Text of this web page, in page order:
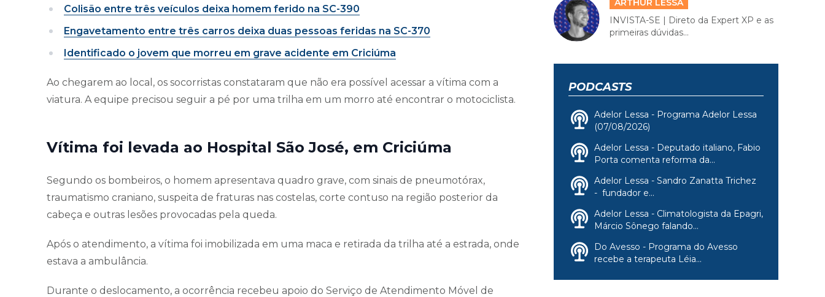
Colisão entre três veículos deixa homem ferido na SC-390
Engavetamento entre três carros deixa duas pessoas feridas na SC-370
Identificado o jovem que morreu em grave acidente em Criciúma
Ao chegarem ao local, os socorristas constataram que não era possível acessar a vítima com a
viatura. A equipe precisou seguir a pé por uma trilha em um morro até encontrar o motociclista.
Vítima foi levada ao Hospital São José, em Criciúma
Segundo os bombeiros, o homem apresentava quadro grave, com sinais de pneumotórax,
traumatismo craniano, suspeita de fraturas nas costelas, corte contuso na região posterior da
cabeça e outras lesões provocadas pela queda.
Após o atendimento, a vítima foi imobilizada em uma maca e retirada da trilha até a estrada, onde
estava a ambulância.
Durante o deslocamento, a ocorrência recebeu apoio do Serviço de Atendimento Móvel de
ARTHUR LESSA
INVISTA-SE | Direto da Expert XP e as
primeiras dúvidas...
PODCASTS
Adelor Lessa - Programa Adelor Lessa
(07/08/2026)
Adelor Lessa - Deputado italiano, Fabio
Porta comenta reforma da...
Adelor Lessa - Sandro Zanatta Trichez
- fundador e...
Adelor Lessa - Climatologista da Epagri,
Márcio Sônego falando...
Do Avesso - Programa do Avesso
recebe a terapeuta Léia...